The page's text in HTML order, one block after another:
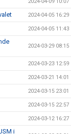
2024-04-09 10:07
2024-04-05 16:29
2024-04-05 11:43
2024-03-29 08:15
2024-03-23 12:59
2024-03-21 14:01
2024-03-15 23:01
2024-03-15 22:57
2024-03-12 16:27
i